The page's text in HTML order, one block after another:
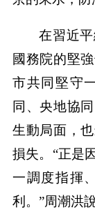
在習近
國務院的堅
市共同堅守
同、央地協
生動局面，
損失。“正是
一調度指揮
利。”周潮洪說